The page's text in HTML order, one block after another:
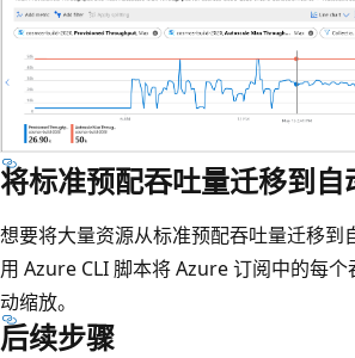
将标准预配吞吐量迁移到自
想要将大量资源从标准预配吞吐量迁移到
用 Azure CLI 脚本将 Azure 订阅中的每个
动缩放。
后续步骤